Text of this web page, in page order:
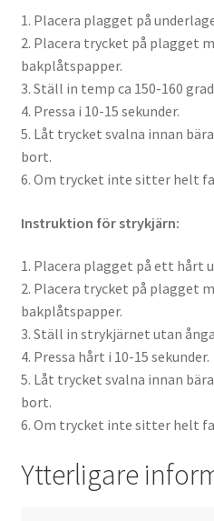
1. Placera plagget på
2. Placera trycket på plagget
bakplåtspapper.
3. Ställ in temp ca 150-160
4. Pressa i 10-15 sekunder.
5. Låt trycket svalna innan
bort.
6. Om trycket inte sitter helt
Instruktion för strykjärn:
1. Placera plagget på ett hårt
2. Placera trycket på plagget
bakplåtspapper.
3. Ställ in strykjärnet utan
4. Pressa hårt i 10-15 sekunder.
5. Låt trycket svalna innan
bort.
6. Om trycket inte sitter helt
Ytterligare